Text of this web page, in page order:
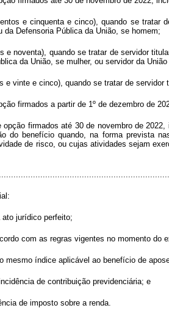
e cinquenta e cinco), quando se tratar
da Defensoria Pública da União, se homem;
e noventa), quando se tratar de servidor
da União, se mulher, ou servidor da
e vinte e cinco), quando se tratar de
firmados a partir de 1º de dezembro de
opção firmados até 30 de novembro de
do benefício quando, na forma prevista
de risco, ou cujas atividades sejam
ato jurídico perfeito;
com as regras vigentes no momento
mesmo índice aplicável ao benefício de
de contribuição previdenciária; e
de imposto sobre a renda.